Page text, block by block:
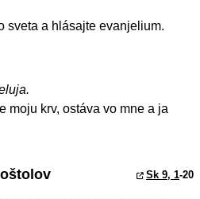
sveta a hlásajte evanjelium.
moju krv, ostáva vo mne a ja
Sk 9, 1-20